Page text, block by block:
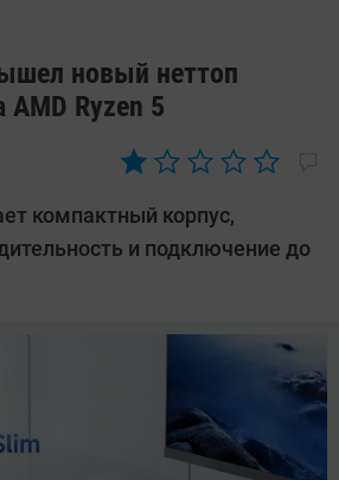
новый неттоп
AMD Ryzen 5
компактный корпус,
и подключение до